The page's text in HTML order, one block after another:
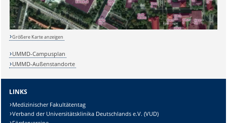
Lösung:
Größere Karte anzeigen
UMMD-Campusplan
UMMD-Außenstandorte
LINKS
Medizinischer Fakultätentag
Verband der Universitätsklinika Deutschlands e.V. (VUD)